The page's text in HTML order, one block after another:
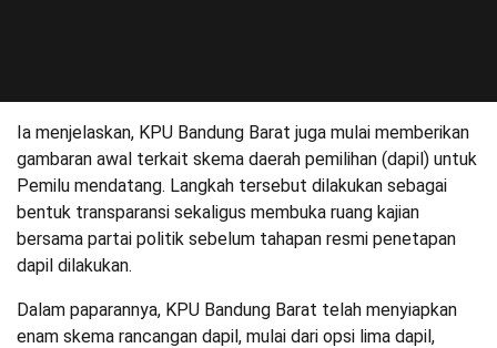
Ia menjelaskan, KPU Bandung Barat juga mulai memberikan
gambaran awal terkait skema daerah pemilihan (dapil) untuk
Pemilu mendatang. Langkah tersebut dilakukan sebagai
bentuk transparansi sekaligus membuka ruang kajian
bersama partai politik sebelum tahapan resmi penetapan
dapil dilakukan.
Dalam paparannya, KPU Bandung Barat telah menyiapkan
enam skema rancangan dapil, mulai dari opsi lima dapil,